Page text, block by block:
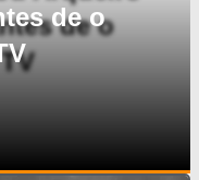
de o